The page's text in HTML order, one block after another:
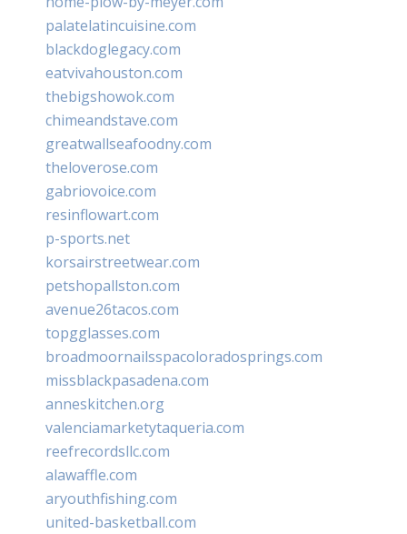
palatelatincuisine.com
blackdoglegacy.com
eatvivahouston.com
thebigshowok.com
chimeandstave.com
greatwallseafoodny.com
theloverose.com
gabriovoice.com
resinflowart.com
p-sports.net
korsairstreetwear.com
petshopallston.com
avenue26tacos.com
topgglasses.com
broadmoornailsspacoloradosprings.com
missblackpasadena.com
anneskitchen.org
valenciamarketytaqueria.com
reefrecordsllc.com
alawaffle.com
aryouthfishing.com
united-basketball.com